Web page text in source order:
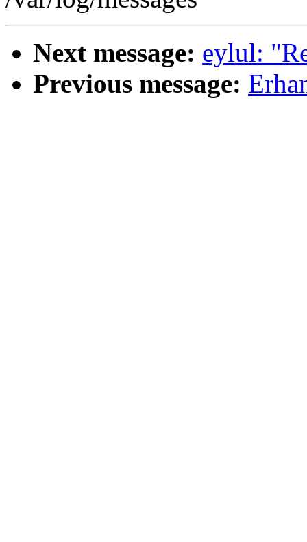
Next message: eylul:
Previous message: